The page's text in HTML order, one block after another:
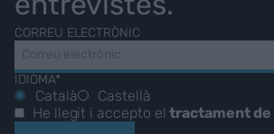
CORREU ELECTRÒNIC
IDIOMA*
Català
Castellà
He llegit i accepto eltractament de